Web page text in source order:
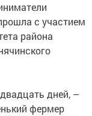
с участием
района
дней, –
фермер